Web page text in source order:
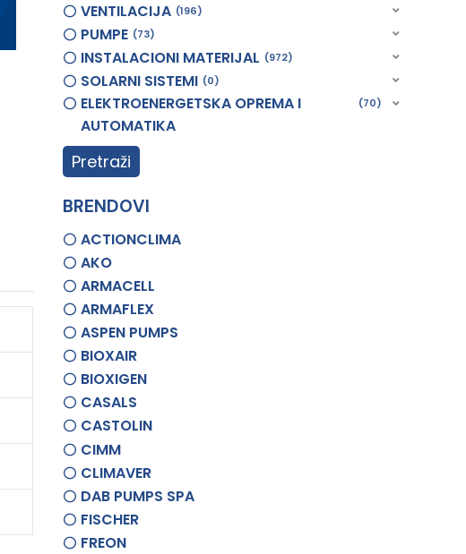
VENTILACIJA 196
PUMPE 73
INSTALACIONI MATERIJAL 972
SOLARNI SISTEMI 0
ELEKTROENERGETSKA OPREMA I
AUTOMATIKA
70
Pretraži
BRENDOVI
ACTIONCLIMA
AKO
ARMACELL
ARMAFLEX
ASPEN PUMPS
BIOXAIR
BIOXIGEN
CASALS
CASTOLIN
CIMM
CLIMAVER
DAB PUMPS SPA
FISCHER
FREON